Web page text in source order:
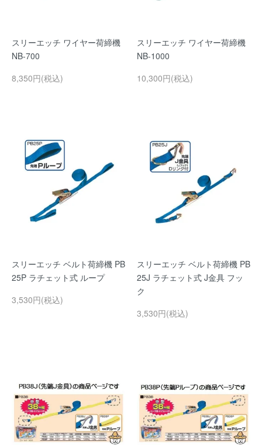
スリーエッチ ワイヤー荷締機
NB-700
8,350円(税込)
スリーエッチ ワイヤー荷締機
NB-1000
10,300円(税込)
スリーエッチ ベルト荷締機 PB
25P ラチェット式 ループ
3,530円(税込)
スリーエッチ ベルト荷締機 PB
25J ラチェット式 J金具 フッ
ク
3,530円(税込)